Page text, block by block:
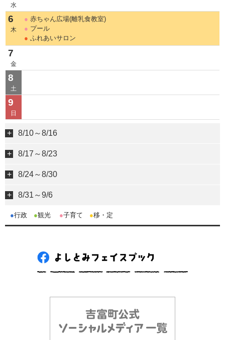
水
6
木
● 赤ちゃん広場(離乳食教室)
● プール
● ふれあいサロン
7
金
8
土
9
日
8/10～8/16
8/17～8/23
8/24～8/30
8/31～9/6
●行政 ●観光 ●子育て ●移・定